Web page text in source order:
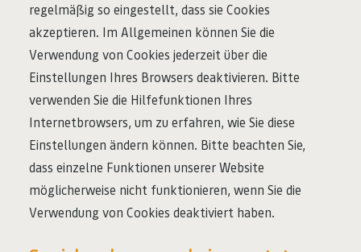
regelmäßig so eingestellt, dass sie Cookies
akzeptieren. Im Allgemeinen können Sie die
Verwendung von Cookies jederzeit über die
Einstellungen Ihres Browsers deaktivieren. Bitte
verwenden Sie die Hilfefunktionen Ihres
Internetbrowsers, um zu erfahren, wie Sie diese
Einstellungen ändern können. Bitte beachten Sie,
dass einzelne Funktionen unserer Website
möglicherweise nicht funktionieren, wenn Sie die
Verwendung von Cookies deaktiviert haben.